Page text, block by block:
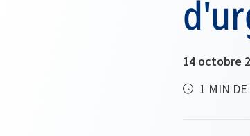
14 octobre
1 MIN